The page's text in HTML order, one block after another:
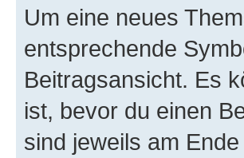
Um eine neues
entsprechende
Beitragsansicht. Es
ist, bevor du einen
sind jeweils am